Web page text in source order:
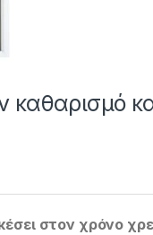
καθαρισμό
στον χρόνο